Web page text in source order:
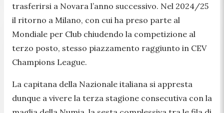
trasferirsi a Novara l’anno successivo. Nel 2024/25
il ritorno a Milano, con cui ha preso parte al
Mondiale per Club chiudendo la competizione al
terzo posto, stesso piazzamento raggiunto in CEV
Champions League.
La capitana della Nazionale italiana si appresta
dunque a vivere la terza stagione consecutiva con la